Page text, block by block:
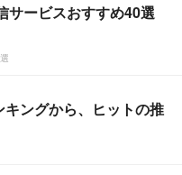
サービスおすすめ40選
ングから、ヒットの推